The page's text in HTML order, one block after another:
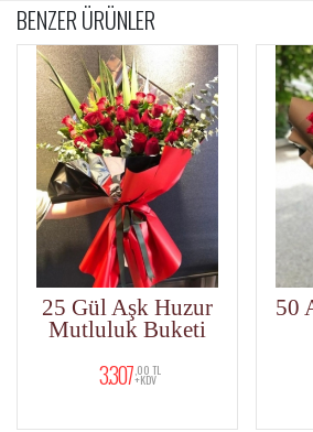
BENZER ÜRÜNLER
Huzur
50 Adet Gül Buketi